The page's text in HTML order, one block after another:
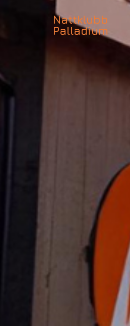
Nattklubb
Palladium